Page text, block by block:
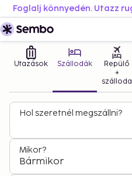
Utazások Szállodák
Repülő
+
szálloda
Hol szeretnél megszállni?
Mikor?
Bármikor